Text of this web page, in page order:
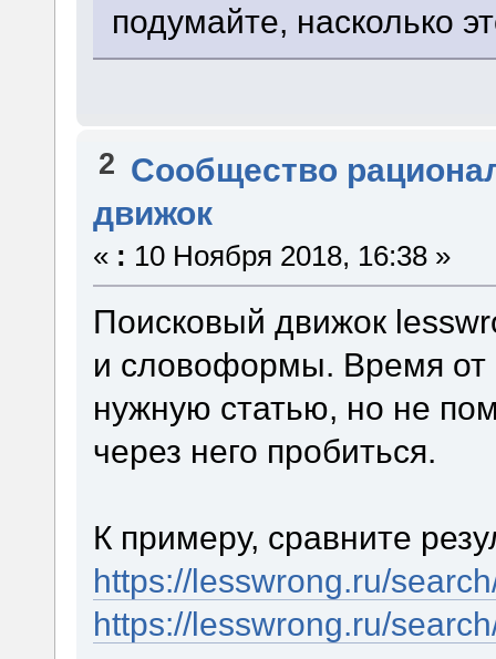
подумайте, насколько
2 Сообщество
движок
« : 10 Ноября 2018, 16:38 »
Поисковый движок
и словоформы. Время от
нужную статью, но не
через него пробиться.
К примеру, сравните
https://lesswrong.ru/
https://lesswrong.ru/